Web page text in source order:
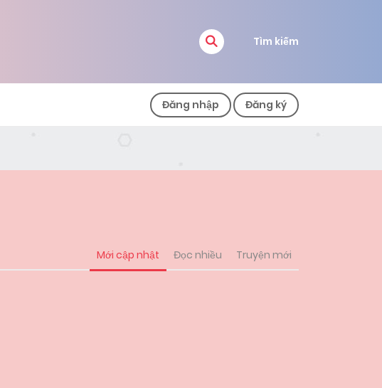
Tìm kiếm
Đăng nhập Đăng ký
Mới cập nhật Đọc nhiều Truyện mới